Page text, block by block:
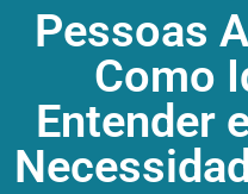
Pessoas
Como
Entender